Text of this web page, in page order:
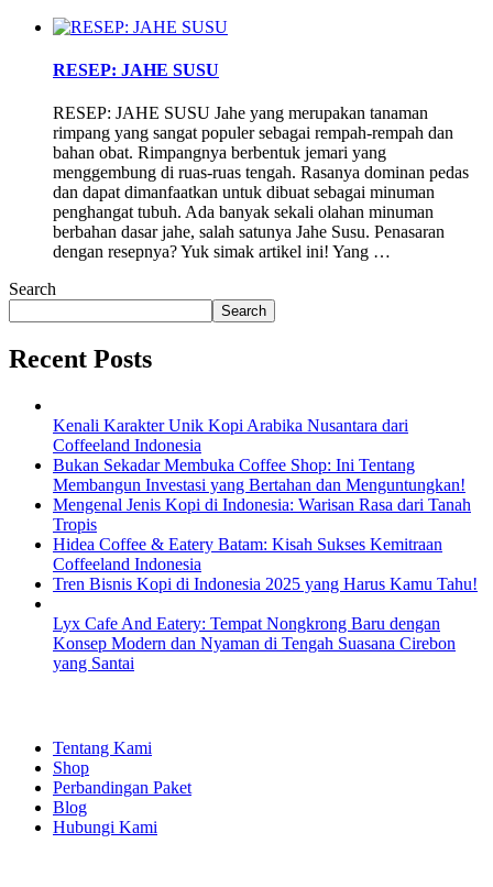
RESEP: JAHE SUSU
RESEP: JAHE SUSU Jahe yang merupakan tanaman
rimpang yang sangat populer sebagai rempah-rempah dan
bahan obat. Rimpangnya berbentuk jemari yang
menggembung di ruas-ruas tengah. Rasanya dominan pedas
dan dapat dimanfaatkan untuk dibuat sebagai minuman
penghangat tubuh. Ada banyak sekali olahan minuman
berbahan dasar jahe, salah satunya Jahe Susu. Penasaran
dengan resepnya? Yuk simak artikel ini! Yang …
Search
Search
Recent Posts
Kenali Karakter Unik Kopi Arabika Nusantara dari
Coffeeland Indonesia
Bukan Sekadar Membuka Coffee Shop: Ini Tentang
Membangun Investasi yang Bertahan dan Menguntungkan!
Mengenal Jenis Kopi di Indonesia: Warisan Rasa dari Tanah
Tropis
Hidea Coffee & Eatery Batam: Kisah Sukses Kemitraan
Coffeeland Indonesia
Tren Bisnis Kopi di Indonesia 2025 yang Harus Kamu Tahu!
Lyx Cafe And Eatery: Tempat Nongkrong Baru dengan
Konsep Modern dan Nyaman di Tengah Suasana Cirebon
yang Santai
Tentang Kami
Shop
Perbandingan Paket
Blog
Hubungi Kami